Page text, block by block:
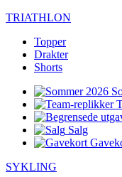
TRIATHLON
Topper
Drakter
Shorts
Salg
SYKLING